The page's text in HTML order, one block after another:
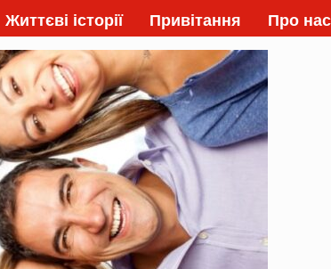
Життєві історії Привітання Про нас